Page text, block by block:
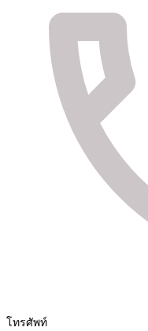
สไตล์ของคุณ
โทรศัพท์